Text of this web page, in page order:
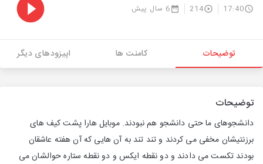
17:40
214 6 سال پیش
توضیحات کامنت ها اپیزودهای دیگر
توضیحات
دانشجوهای ما حتی دانشجو هم نبودند. موبایل هارا پشت کیف های
برزنتیشان مخفی می کردند و تند تند به آن هایی که آن هفته عاشقان
بودند تکست می دادند و دو نقطه ایکس و دو نقطه ستاره حوالشان می